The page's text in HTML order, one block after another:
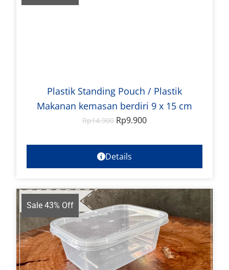
Plastik Standing Pouch / Plastik
Makanan kemasan berdiri 9 x 15 cm
Rp14.900 Rp9.900
Details
Sale 43% Off